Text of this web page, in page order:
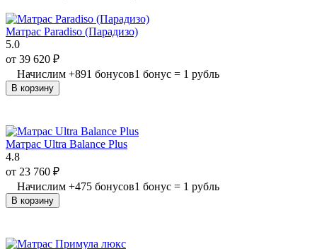
Матрас Paradiso (Парадизо)
5.0
от 39 620 ₽
Начислим +891 бонусов1 бонус = 1 рубль
В корзину
Матрас Ultra Balance Plus
4.8
от 23 760 ₽
Начислим +475 бонусов1 бонус = 1 рубль
В корзину